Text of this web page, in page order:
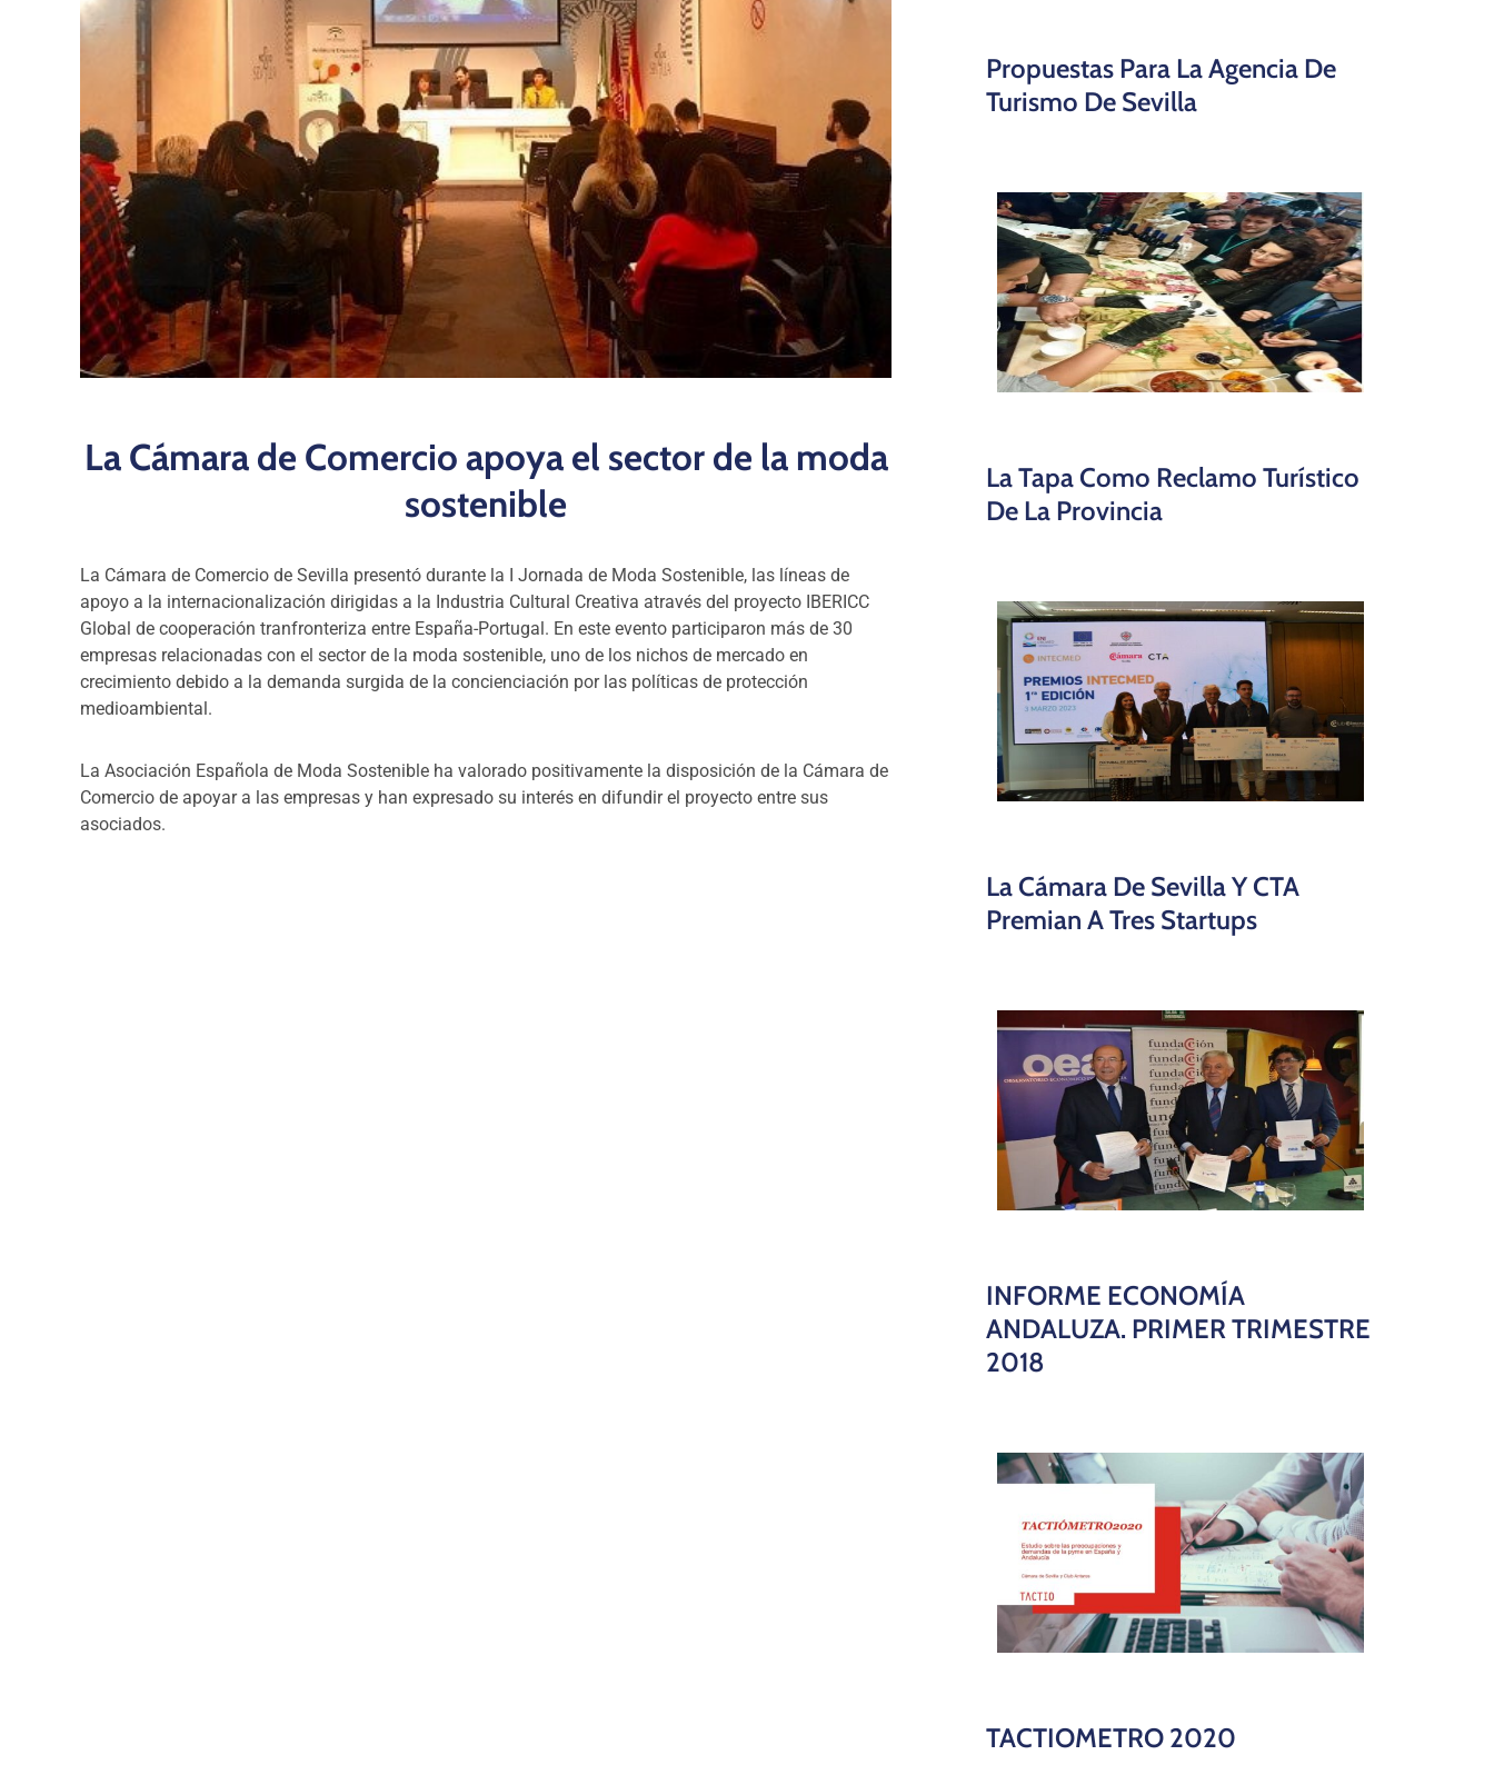
La Cámara de Comercio apoya el sector de la moda
sostenible
La Cámara de Comercio de Sevilla presentó durante la I Jornada de Moda Sostenible, las líneas de
apoyo a la internacionalización dirigidas a la Industria Cultural Creativa através del proyecto IBERICC
Global de cooperación tranfronteriza entre España-Portugal. En este evento participaron más de 30
empresas relacionadas con el sector de la moda sostenible, uno de los nichos de mercado en
crecimiento debido a la demanda surgida de la concienciación por las políticas de protección
medioambiental.
La Asociación Española de Moda Sostenible ha valorado positivamente la disposición de la Cámara de
Comercio de apoyar a las empresas y han expresado su interés en difundir el proyecto entre sus
asociados.
Propuestas Para La Agencia De
Turismo De Sevilla
La Tapa Como Reclamo Turístico
De La Provincia
La Cámara De Sevilla Y CTA
Premian A Tres Startups
INFORME ECONOMÍA
ANDALUZA. PRIMER TRIMESTRE
2018
TACTIOMETRO 2020